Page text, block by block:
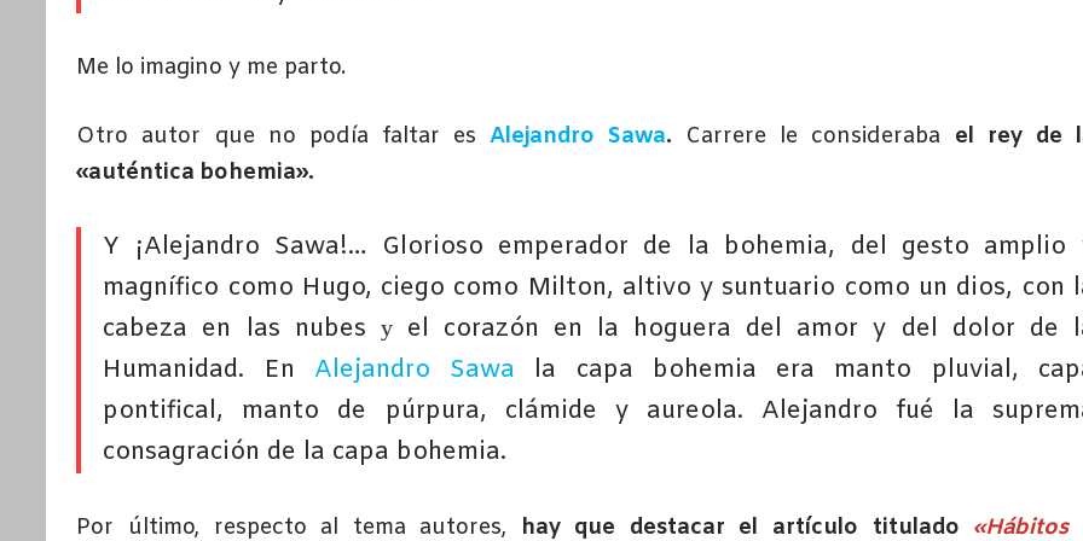
Me lo imagino y me parto.
Otro autor que no podía faltar esAlejandro Sawa. Carrere le consideraba el rey de
«auténtica bohemia».
Y ¡Alejandro Sawa!… Glorioso emperador de la bohemia, del gesto amplio
magnífico como Hugo, ciego como Milton, altivo y suntuario como un dios, con
cabeza en las nubes у el corazón en la hoguera del amor y del dolor de
Humanidad. En Alejandro Sawa la capa bohemia era manto pluvial,
pontifical, manto de púrpura, clámide y aureola. Alejandro fué la
consagración de la capa bohemia.
Por último, respecto al tema autores, hay que destacar el artículo titulado «Hábitos